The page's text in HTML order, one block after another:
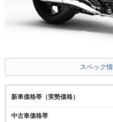
スペック
新車価格帯（実勢価格）
中古車価格帯